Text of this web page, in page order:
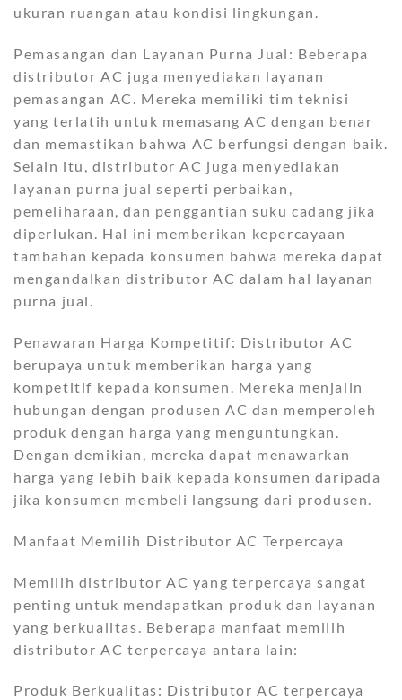
ukuran ruangan atau kondisi lingkungan.
Pemasangan dan Layanan Purna Jual: Beberapa
distributor AC juga menyediakan layanan
pemasangan AC. Mereka memiliki tim teknisi
yang terlatih untuk memasang AC dengan benar
dan memastikan bahwa AC berfungsi dengan baik.
Selain itu, distributor AC juga menyediakan
layanan purna jual seperti perbaikan,
pemeliharaan, dan penggantian suku cadang jika
diperlukan. Hal ini memberikan kepercayaan
tambahan kepada konsumen bahwa mereka dapat
mengandalkan distributor AC dalam hal layanan
purna jual.
Penawaran Harga Kompetitif: Distributor AC
berupaya untuk memberikan harga yang
kompetitif kepada konsumen. Mereka menjalin
hubungan dengan produsen AC dan memperoleh
produk dengan harga yang menguntungkan.
Dengan demikian, mereka dapat menawarkan
harga yang lebih baik kepada konsumen daripada
jika konsumen membeli langsung dari produsen.
Manfaat Memilih Distributor AC Terpercaya
Memilih distributor AC yang terpercaya sangat
penting untuk mendapatkan produk dan layanan
yang berkualitas. Beberapa manfaat memilih
distributor AC terpercaya antara lain:
Produk Berkualitas: Distributor AC terpercaya